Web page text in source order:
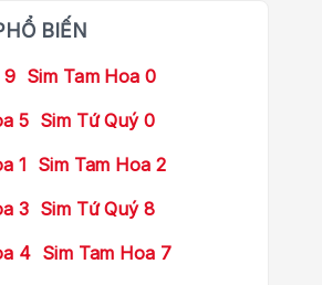
BIẾN
9 Sim Tam Hoa 0
5 Sim Tứ Quý 0
1
Sim Tam Hoa 2
3 Sim Tứ Quý 8
4 Sim Tam Hoa 7